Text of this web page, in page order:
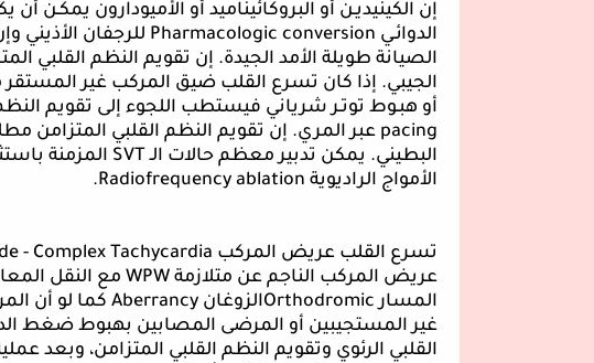
إن الكينيديـن أو البروكائيناميد أو الأميودارون يمكـن أن
الدوائـي Pharmacologic conversion للرجفان الأذيني
الصيانة طويلة الأمد الجيدة. إن تقويم النظم القلبي
الجيبي. إذا كان تسرع القلب ضيق المركب غير
أو هبـوط توتـر شرياني فيستطب اللجوء إلى تقويم
pacing عبر المري. إن تقويم النظم القلبي المتزامن
البطيني. يمكن تدبير معظم حالات الـ SVT المزمنة
الأمواج الراديوية Radiofrequency ablation
.
تسرع القلب عريض المركب - Complex Tachycardia
عريض المركب الناجم عن متلازمة WPW مع النقل
المسارOrthodromicالزوغان Aberrancy كما لو أن
غير المستجيبين أو المرضى المصابين بهبوط ضغط
القلبي الرئوي وتقويم النظم القلبي المتزامن، وبعد